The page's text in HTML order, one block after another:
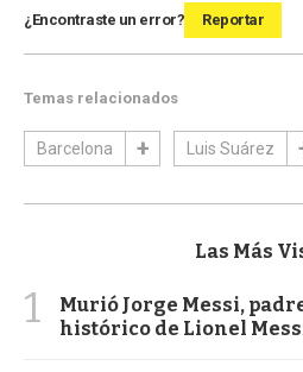
¿Encontraste un error? Reportar
Temas relacionados
Barcelona Luis Suárez
Las Más
1
Murió Jorge Messi,
histórico de Lionel